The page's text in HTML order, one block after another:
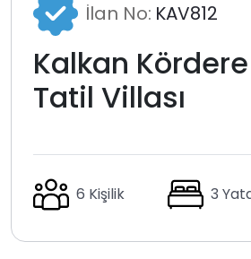
İlan No: KAV812
Kalkan
Tatil Villası
6 Kişilik 3